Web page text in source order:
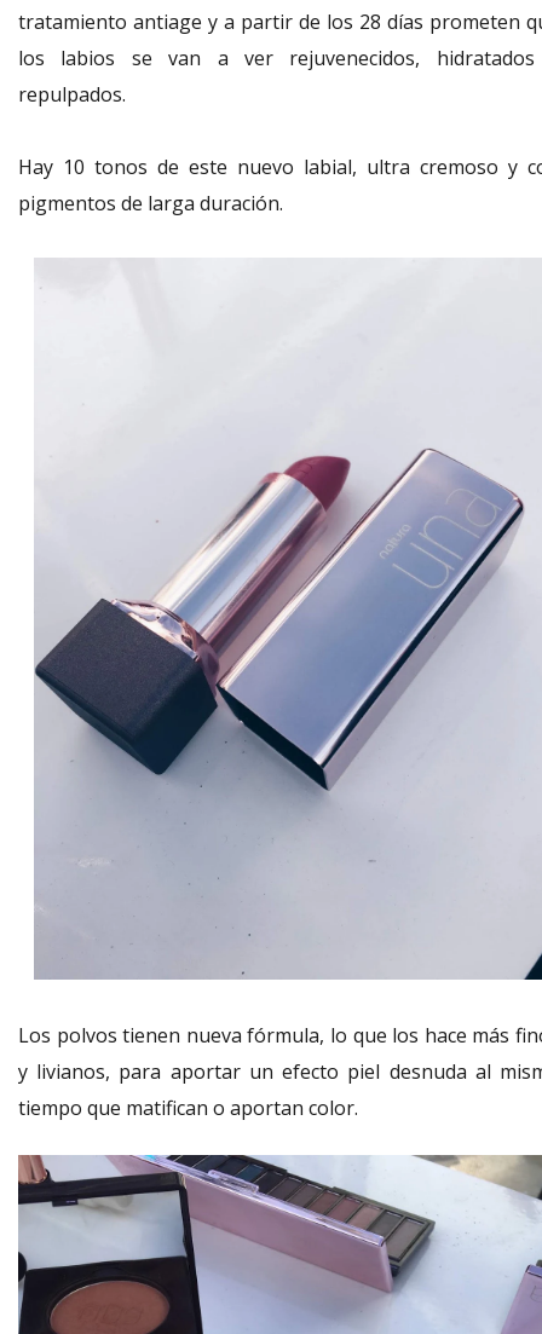
tratamiento antiage y a partir de los 28 días prometen
los labios se van a ver rejuvenecidos,
repulpados.
Hay 10 tonos de este nuevo labial, ultra cremoso y
pigmentos de larga duración.
Los polvos tienen nueva fórmula, lo que los hace más
y livianos, para aportar un efecto piel desnuda al
tiempo que matifican o aportan color.